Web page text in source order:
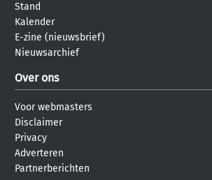
Stand
Kalender
E-zine (nieuwsbrief)
Nieuwsarchief
Over ons
Voor webmasters
Disclaimer
Privacy
Adverteren
Partnerberichten